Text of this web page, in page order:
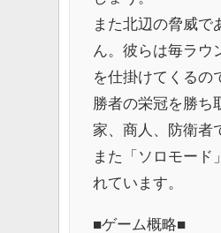
また北辺の脅威で
ん。彼らは毎ラウ
を仕掛けてくるの
勝者の栄冠を勝ち
家、商人、防衛者
また「ソロモード
れています。
■ゲーム概略■